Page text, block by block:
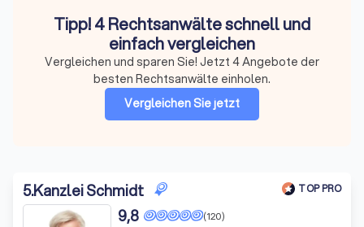
Tipp! 4 Rechtsanwälte schnell und
einfach vergleichen
Vergleichen und sparen Sie! Jetzt 4 Angebote der
besten Rechtsanwälte einholen.
Vergleichen Sie jetzt
5.Kanzlei Schmidt TOP PRO
(120)
9,8